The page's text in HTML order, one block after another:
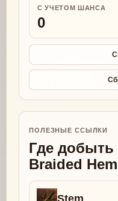
С УЧЕТОМ ШАНСА
0
ПОЛЕЗНЫЕ ССЫЛКИ
Где добыть
Braided
Stem